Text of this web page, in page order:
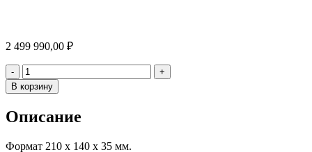
2 499 990,00 ₽
- Количество
+
В корзину
Описание
Формат 210 х 140 х 35 мм.